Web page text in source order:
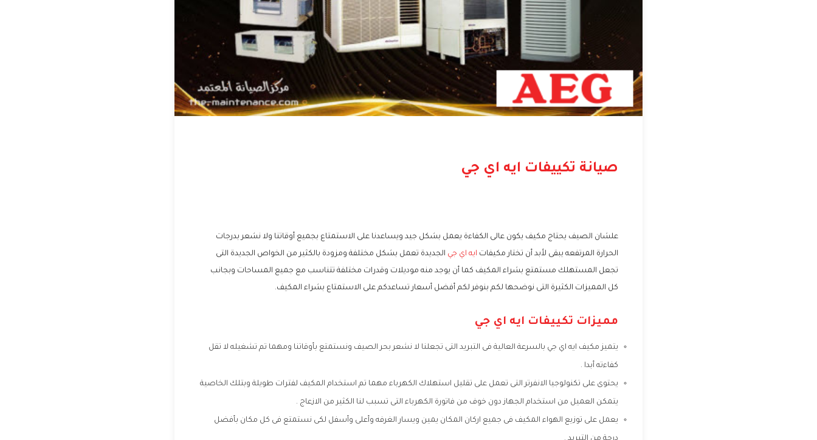
صيانة تكييفات ايه اي جي
علشان الصيف يحتاج مكيف يكون عالى الكفاءة يعمل بشكل جيد ويساعدنا على الاستمتاع بجميع أوقاتنا ولا نشعر بدرجات
الحرارة المرتفعه يبقى لأبد أن تختار مكيفات ايه اي جي الجديدة تعمل بشكل مختلفة ومزودة بالكثير من الخواص الجديدة التى
تجعل المستهلك مستمتع بشراء المكيف كما أن يوجد منه موديلات وقدرات مختلفة تتناسب مع جميع المساحات وبجانب
كل المميزات الكثيرة التى نوضحها لكم بنوفر لكم أفضل أسعار تساعدكم على الاستمتاع بشراء المكيف.
مميزات تكييفات ايه اي جي
يتميز مكيف ايه اي جي بالسرعة العالية فى التبريد التى تجعلنا لا نشعر بحر الصيف ونستمتع بأوقاتنا ومهما تم تشغيله لا تقل
كفاءته أبدا .
يحتوى على تكنولوجيا الانفرتر التى تعمل على تقليل استهلاك الكهرباء مهما تم استخدام المكيف لفترات طويلة وبتلك الخاصية
يتمكن العميل من استخدام الجهاز دون خوف من فاتورة الكهرباء التى تسبب لنا الكثير من الازعاج .
يعمل على توزيع الهواء المكيف فى جميع اركان المكان يمين ويسار الغرفه وأعلى وأسفل لكى نستمتع فى كل مكان بأفضل